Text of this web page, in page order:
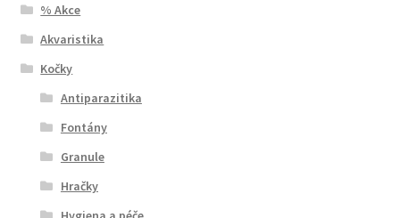
% Akce
Akvaristika
Kočky
Antiparazitika
Fontány
Granule
Hračky